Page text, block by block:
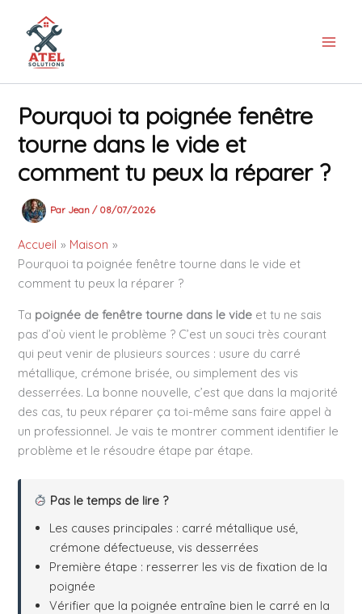
contenu
Pourquoi ta poignée fenêtre
tourne dans le vide et
comment tu peux la réparer ?
Par Jean/ 08/07/2026
Accueil
Maison
Pourquoi ta poignée fenêtre tourne dans le vide et
comment tu peux la réparer ?
Ta poignée de fenêtre tourne dans le vide et tu ne sais
pas d’où vient le problème ? C’est un souci très courant
qui peut venir de plusieurs sources : usure du carré
métallique, crémone brisée, ou simplement des vis
desserrées. La bonne nouvelle, c’est que dans la majorité
des cas, tu peux réparer ça toi-même sans faire appel à
un professionnel. Je vais te montrer comment identifier le
problème et le résoudre étape par étape.
Pas le temps de lire ?
Les causes principales : carré métallique usé,
crémone défectueuse, vis desserrées
Première étape : resserrer les vis de fixation de la
poignée
Vérifier que la poignée entraîne bien le carré en la